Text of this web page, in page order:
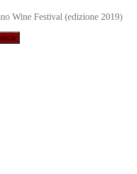
Wine Festival (edizione 2019)